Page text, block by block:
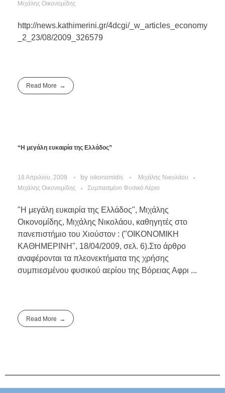
Μιχάλης Οικονομίδης
http://news.kathimerini.gr/4dcgi/_w_articles_economy
_2_23/08/2009_326579
Read More
“Η μεγάλη ευκαιρία της Ελλάδος”
18 Απριλίου, 2009 by oikonomidis
Μιχάλης Νικολάου
Μιχάλης Οικονομίδης
Συμπιεσμένο Φυσικό Αέριο
"Η μεγάλη ευκαιρία της Ελλάδος", Μιχάλης
Οικονομίδης, Μιχάλης Νικολάου, καθηγητές στο
πανεπιστήμιο του Χιούστον : ("ΟΙΚΟΝΟΜΙΚΗ
ΚΑΘΗΜΕΡΙΝΗ", 18/04/2009, σελ. 6).Στο άρθρο
αναφέρονται τα πλεονεκτήματα της χρήσης
συμπιεσμένου φυσικού αερίου της Βόρειας Αφρι ...
Read More